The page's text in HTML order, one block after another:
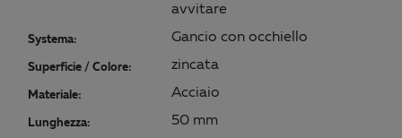
avvitare
Systema: Gancio con occhiello
Superficie / Colore: zincata
Materiale: Acciaio
Lunghezza: 50 mm